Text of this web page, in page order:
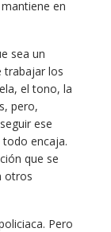
en
sea un
trabajar los
el tono, la
pero,
ese
encaja.
que se
otros
Pero